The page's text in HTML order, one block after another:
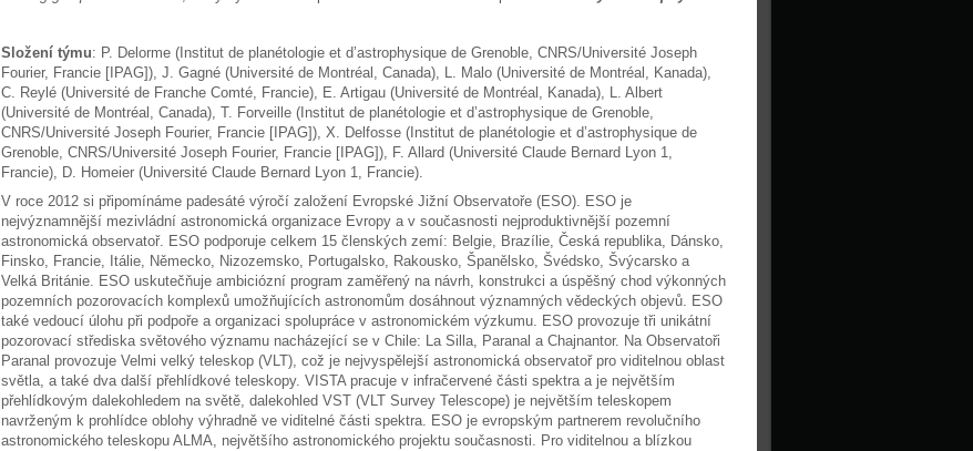
Složení týmu: P. Delorme (Institut de planétologie et d’astrophysique de Grenoble, CNRS/Université Joseph
Fourier, Francie [IPAG]), J. Gagné (Université de Montréal, Canada), L. Malo (Université de Montréal, Kanada),
C. Reylé (Université de Franche Comté, Francie), E. Artigau (Université de Montréal, Kanada), L. Albert
(Université de Montréal, Canada), T. Forveille (Institut de planétologie et d’astrophysique de Grenoble,
CNRS/Université Joseph Fourier, Francie [IPAG]), X. Delfosse (Institut de planétologie et d’astrophysique de
Grenoble, CNRS/Université Joseph Fourier, Francie [IPAG]), F. Allard (Université Claude Bernard Lyon 1,
Francie), D. Homeier (Université Claude Bernard Lyon 1, Francie).
V roce 2012 si připomínáme padesáté výročí založení Evropské Jižní Observatoře (ESO). ESO je
nejvýznamnější mezivládní astronomická organizace Evropy a v současnosti nejproduktivnější pozemní
astronomická observatoř. ESO podporuje celkem 15 členských zemí: Belgie, Brazílie, Česká republika, Dánsko,
Finsko, Francie, Itálie, Německo, Nizozemsko, Portugalsko, Rakousko, Španělsko, Švédsko, Švýcarsko a
Velká Británie. ESO uskutečňuje ambiciózní program zaměřený na návrh, konstrukci a úspěšný chod výkonných
pozemních pozorovacích komplexů umožňujících astronomům dosáhnout významných vědeckých objevů. ESO
také vedoucí úlohu při podpoře a organizaci spolupráce v astronomickém výzkumu. ESO provozuje tři unikátní
pozorovací střediska světového významu nacházející se v Chile: La Silla, Paranal a Chajnantor. Na Observatoři
Paranal provozuje Velmi velký teleskop (VLT), což je nejvyspělejší astronomická observatoř pro viditelnou oblast
světla, a také dva další přehlídkové teleskopy. VISTA pracuje v infračervené části spektra a je největším
přehlídkovým dalekohledem na světě, dalekohled VST (VLT Survey Telescope) je největším teleskopem
navrženým k prohlídce oblohy výhradně ve viditelné části spektra. ESO je evropským partnerem revolučního
astronomického teleskopu ALMA, největšího astronomického projektu současnosti. Pro viditelnou a blízkou